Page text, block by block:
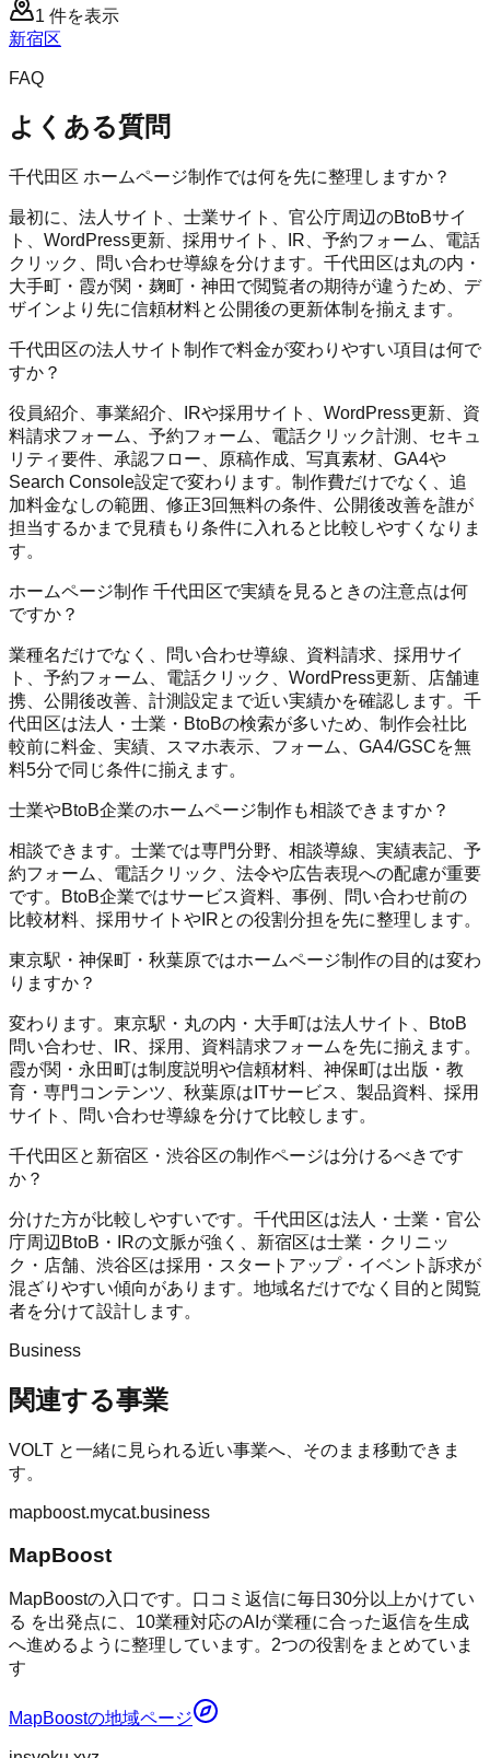
1 件を表示
新宿区
FAQ
よくある質問
千代田区 ホームページ制作では何を先に整理しますか？
最初に、法人サイト、士業サイト、官公庁周辺のBtoBサイ
ト、WordPress更新、採用サイト、IR、予約フォーム、電話
クリック、問い合わせ導線を分けます。千代田区は丸の内・
大手町・霞が関・麹町・神田で閲覧者の期待が違うため、デ
ザインより先に信頼材料と公開後の更新体制を揃えます。
千代田区の法人サイト制作で料金が変わりやすい項目は何で
すか？
役員紹介、事業紹介、IRや採用サイト、WordPress更新、資
料請求フォーム、予約フォーム、電話クリック計測、セキュ
リティ要件、承認フロー、原稿作成、写真素材、GA4や
Search Console設定で変わります。制作費だけでなく、追
加料金なしの範囲、修正3回無料の条件、公開後改善を誰が
担当するかまで見積もり条件に入れると比較しやすくなりま
す。
ホームページ制作 千代田区で実績を見るときの注意点は何
ですか？
業種名だけでなく、問い合わせ導線、資料請求、採用サイ
ト、予約フォーム、電話クリック、WordPress更新、店舗連
携、公開後改善、計測設定まで近い実績かを確認します。千
代田区は法人・士業・BtoBの検索が多いため、制作会社比
較前に料金、実績、スマホ表示、フォーム、GA4/GSCを無
料5分で同じ条件に揃えます。
士業やBtoB企業のホームページ制作も相談できますか？
相談できます。士業では専門分野、相談導線、実績表記、予
約フォーム、電話クリック、法令や広告表現への配慮が重要
です。BtoB企業ではサービス資料、事例、問い合わせ前の
比較材料、採用サイトやIRとの役割分担を先に整理します。
東京駅・神保町・秋葉原ではホームページ制作の目的は変わ
りますか？
変わります。東京駅・丸の内・大手町は法人サイト、BtoB
問い合わせ、IR、採用、資料請求フォームを先に揃えます。
霞が関・永田町は制度説明や信頼材料、神保町は出版・教
育・専門コンテンツ、秋葉原はITサービス、製品資料、採用
サイト、問い合わせ導線を分けて比較します。
千代田区と新宿区・渋谷区の制作ページは分けるべきです
か？
分けた方が比較しやすいです。千代田区は法人・士業・官公
庁周辺BtoB・IRの文脈が強く、新宿区は士業・クリニッ
ク・店舗、渋谷区は採用・スタートアップ・イベント訴求が
混ざりやすい傾向があります。地域名だけでなく目的と閲覧
者を分けて設計します。
Business
関連する事業
VOLT と一緒に見られる近い事業へ、そのまま移動できま
す。
mapboost.mycat.business
MapBoost
MapBoostの入口です。口コミ返信に毎日30分以上かけてい
る を出発点に、10業種対応のAIが業種に合った返信を生成
へ進めるように整理しています。2つの役割をまとめていま
す
MapBoostの地域ページ